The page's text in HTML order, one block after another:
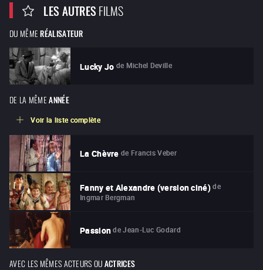
LES AUTRESFILMS
DU MÊME RÉALISATEUR
Lucky Jo de Michel Deville
DE LA MÊME ANNÉE
Voir la liste complète
La Chèvre de Francis Veber
Fanny et Alexandre (version ciné) de
Ingmar Bergman
Passion de Jean-Luc Godard
AVEC LES MÊMES ACTEURS OUACTRICES